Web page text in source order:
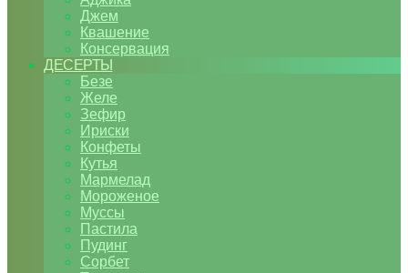
Джем
Квашение
Консервация
ДЕСЕРТЫ
Безе
Желе
Зефир
Ириски
Конфеты
Кутья
Мармелад
Мороженое
Муссы
Пастила
Пудинг
Сорбет